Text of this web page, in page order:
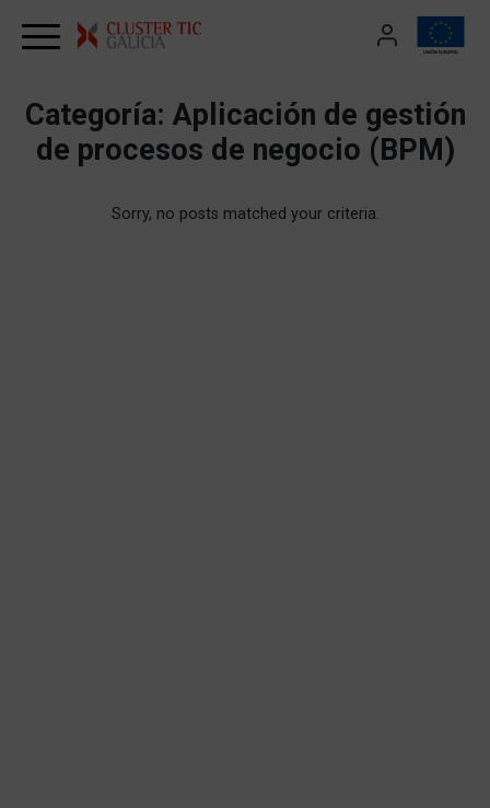
Categoría: Aplicación de gestión
de procesos de negocio (BPM)
Sorry, no posts matched your criteria.